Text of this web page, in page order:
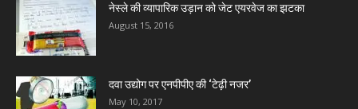
नेस्ले की व्यापारिक उड़ान को जेट एयरवेज का झटका
August 15, 2016
दवा उद्योग पर एनपीपीए की ‘टेढ़ी नजर’
May 10, 2017